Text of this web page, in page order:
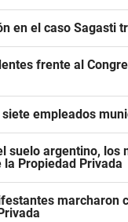
en el caso Sagasti
frente al
empleados
suelo argentino,
Propiedad Privada
marcharon